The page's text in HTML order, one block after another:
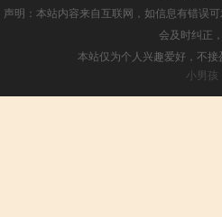
声明：本站内容来自互联网，如信息有错误
会及时纠正
本站仅为个人兴趣爱好，不
小男孩